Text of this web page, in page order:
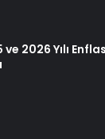
2026 Yılı